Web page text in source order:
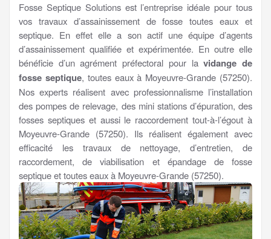
Fosse Septique Solutions est l’entreprise idéale pour tous
vos travaux d’assainissement de fosse toutes eaux et
septique. En effet elle a son actif une équipe d’agents
d’assainissement qualifiée et expérimentée. En outre elle
bénéficie d’un agrément préfectoral pour lavidange de
fosse septique, toutes eaux à Moyeuvre-Grande (57250).
Nos experts réalisent avec professionnalisme l’installation
des pompes de relevage, des mini stations d’épuration, des
fosses septiques et aussi le raccordement tout-à-l’égout à
Moyeuvre-Grande (57250). Ils réalisent également avec
efficacité les travaux de nettoyage, d’entretien, de
raccordement, de viabilisation et épandage de fosse
septique et toutes eaux à Moyeuvre-Grande (57250).